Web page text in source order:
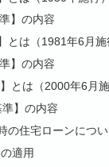
】の内容
とは（1981年6月施
】の内容
とは（2000年6月施
準】の内容
の住宅ローンにつ
適用